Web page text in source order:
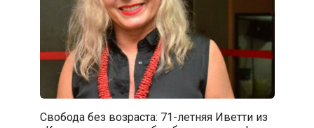
Свобода без возраста: 71-летняя Иветти из